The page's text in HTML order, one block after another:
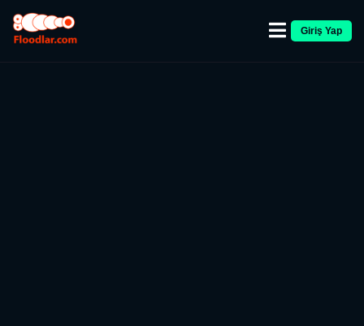
Giriş Yap